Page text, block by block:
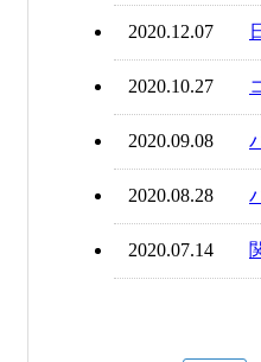
2020.12.07
2020.10.27
2020.09.08
2020.08.28
2020.07.14